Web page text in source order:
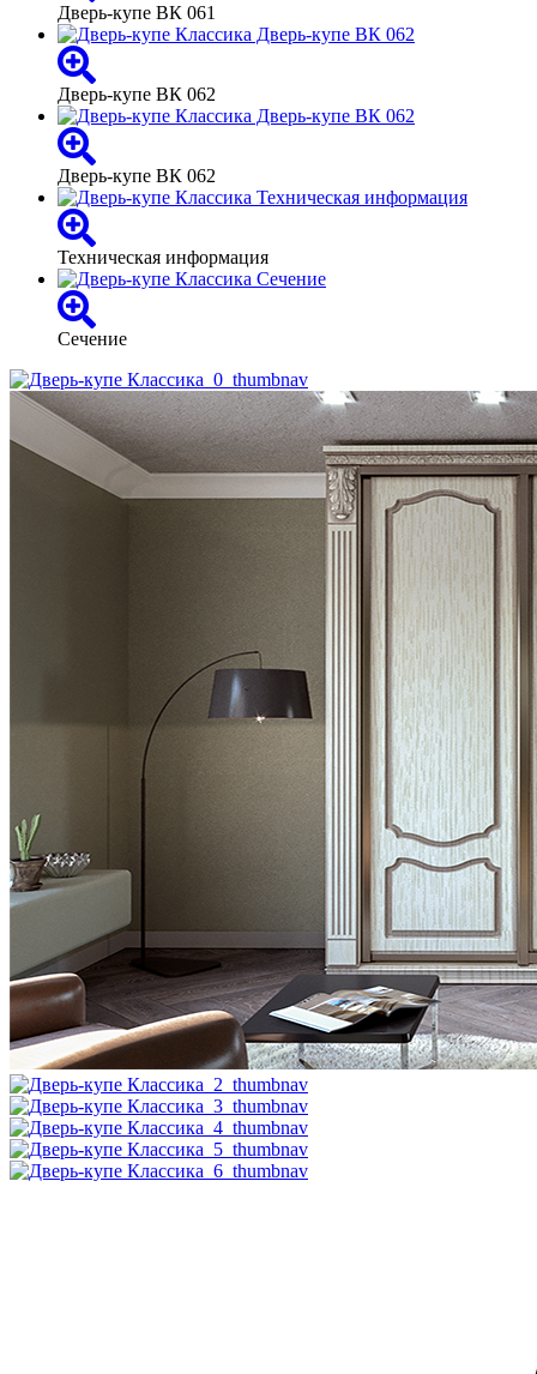
Дверь-купе ВК 061
Дверь-купе ВК 062
Дверь-купе ВК 062
Техническая информация
Сечение